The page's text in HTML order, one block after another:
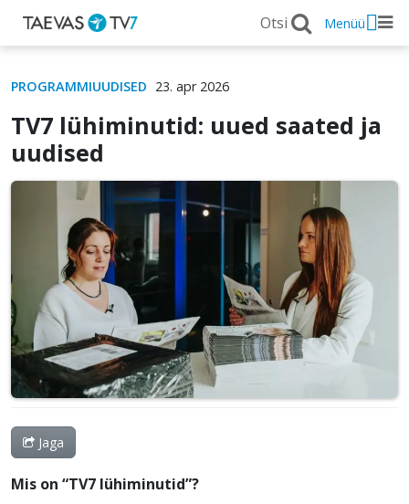
Menüü
PROGRAMMIUUDISED 23. apr 2026
TV7 lühiminutid: uued saated ja
uudised
Jaga
Mis on “TV7 lühiminutid”?